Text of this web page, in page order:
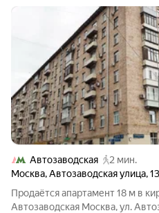
Автозаводская
2 мин.
Москва,Автозаводская улица,
Продаётся апартамент 18 м в
Автозаводская Москва, ул. Автозаводская, д. 13/1 (7 этаж) 2